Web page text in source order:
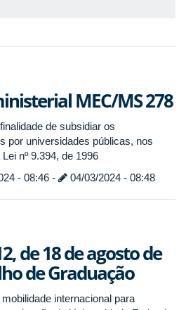
MEC/MS 278
de subsidiar os
por universidades públicas, nos
nº 9.394, de 1996
- 08:46 - 04/03/2024 - 08:48
de 18 de agosto de
de Graduação
internacional para